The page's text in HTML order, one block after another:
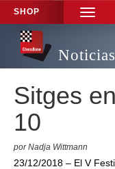
SHOP
TOGGLE
Sitges
10
por Nadja Wittmann
23/12/2018 – El V